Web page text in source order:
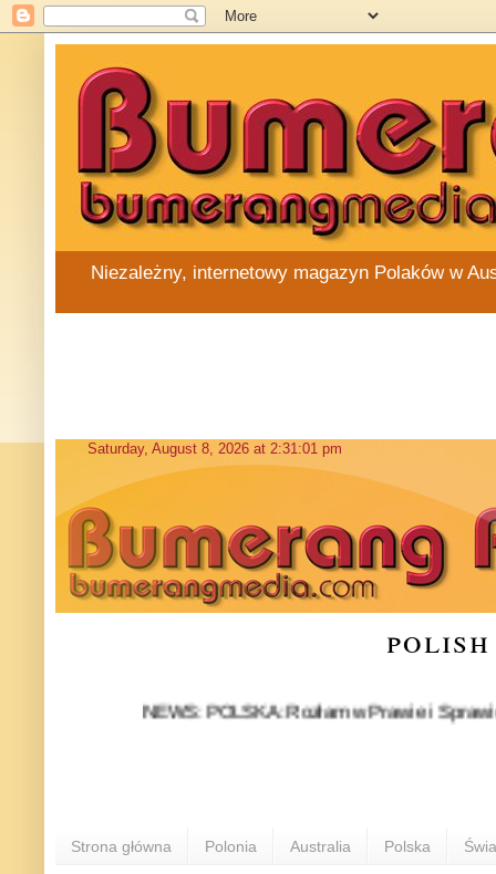
Niezależny, internetowy magazyn Polaków w
NEWS: POLSKA: Rozłam w Prawie i
Strona główna Polonia Australia Polska